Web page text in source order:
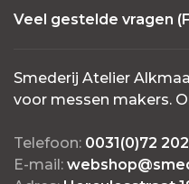
Veel gestelde vragen
Smederij Atelier
voor messen makers.
Telefoon: 0031(0)72
E-mail: